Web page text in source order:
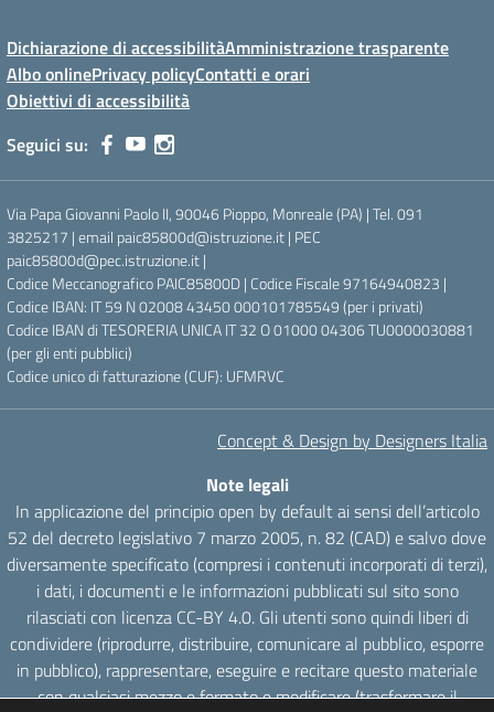
Dichiarazione di accessibilitàAmministrazione trasparente
Albo onlinePrivacy policyContatti e orari
Obiettivi di accessibilità
Seguici su:
Via Papa Giovanni Paolo II, 90046 Pioppo, Monreale (PA) | Tel. 091
3825217 | email paic85800d@istruzione.it | PEC
paic85800d@pec.istruzione.it |
Codice Meccanografico PAIC85800D | Codice Fiscale 97164940823 |
Codice IBAN: IT 59 N 02008 43450 000101785549 (per i privati)
Codice IBAN di TESORERIA UNICA IT 32 O 01000 04306 TU0000030881
(per gli enti pubblici)
Codice unico di fatturazione (CUF): UFMRVC
Concept & Design by Designers Italia
Note legali
In applicazione del principio open by default ai sensi dell’articolo
52 del decreto legislativo 7 marzo 2005, n. 82 (CAD) e salvo dove
diversamente specificato (compresi i contenuti incorporati di terzi),
i dati, i documenti e le informazioni pubblicati sul sito sono
rilasciati con licenza CC-BY 4.0. Gli utenti sono quindi liberi di
condividere (riprodurre, distribuire, comunicare al pubblico, esporre
in pubblico), rappresentare, eseguire e recitare questo materiale
con qualsiasi mezzo e formato e modificare (trasformare il